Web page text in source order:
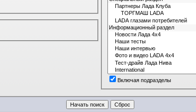
Включая подразделы